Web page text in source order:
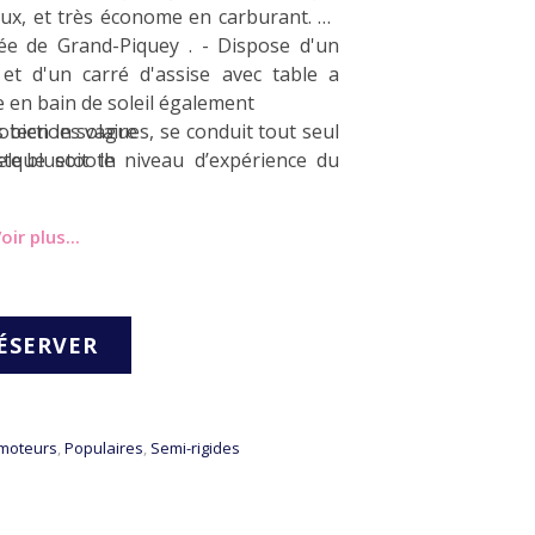
et très économe en carburant. Se
de Grand-Piquey . - Dispose d'un
d'un carré d'assise avec table a
bain de soleil également
solaire
bluetooth
soit le niveau d’expérience du
plus...
,Populaires, Semi-rigides